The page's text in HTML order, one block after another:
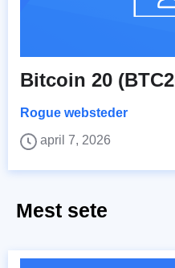
Bitcoin 20
Rogue websteder
april 7, 2026
Mest sete